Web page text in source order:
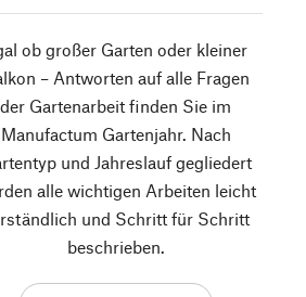
ob großer Garten oder kleiner
– Antworten auf alle Fragen
der Gartenarbeit finden Sie im
Manufactum Gartenjahr. Nach
und Jahreslauf gegliedert
alle wichtigen Arbeiten leicht
und Schritt für Schritt
beschrieben.